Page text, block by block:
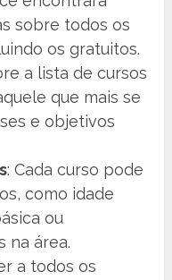
sobre todos os
os gratuitos.
a lista de cursos
que mais se
e objetivos
: Cada curso pode
como idade
ou
na área.
a todos os